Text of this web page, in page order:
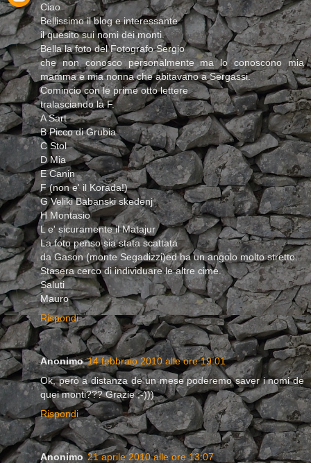
Ciao
Bellissimo il blog e interessante
il quesito sui nomi dei monti.
Bella la foto del Fotografo Sergio
che non conosco personalmente ma lo conoscono mia
mamma e mia nonna che abitavano a Sergassi.
Comincio con le prime otto lettere
tralasciando la F.
A Sart
B Picco di Grubia
C Stol
D Mia
E Canin
F (non e' il Korada!)
G Veliki Babanski skedenj
H Montasio
L e' sicuramente il Matajur
La foto penso sia stata scattata
da Gason (monte Segadizzi)ed ha un angolo molto stretto.
Stasera cerco di individuare le altre cime.
Saluti
Mauro
Rispondi
Anonimo 14 febbraio 2010 alle ore 19:01
Ok, però a distanza de un mese poderemo saver i nomi de
quei monti??? Grazie ;-)))
Rispondi
Anonimo 21 aprile 2010 alle ore 13:07